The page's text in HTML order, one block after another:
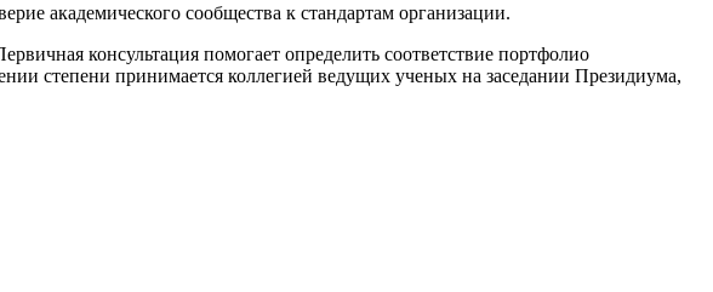
академического сообщества к стандартам организации.
консультация помогает определить соответствие портфолио
степени принимается коллегией ведущих ученых на заседании Президиума,